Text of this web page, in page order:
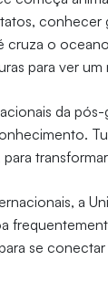
o
para ver
da
a
se